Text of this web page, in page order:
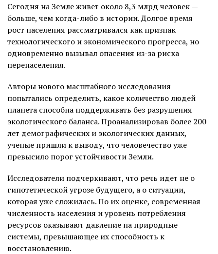
Сегодня на Земле живет около 8,3 млрд человек —
больше, чем когда-либо в истории. Долгое время
рост населения рассматривался как признак
технологического и экономического прогресса, но
одновременно вызывал опасения из-за риска
перенаселения.
Авторы нового масштабного исследования
попытались определить, какое количество людей
планета способна поддерживать без разрушения
экологического баланса. Проанализировав более 200
лет демографических и экологических данных,
ученые пришли к выводу, что человечество уже
превысило порог устойчивости Земли.
Исследователи подчеркивают, что речь идет не о
гипотетической угрозе будущего, а о ситуации,
которая уже сложилась. По их оценке, современная
численность населения и уровень потребления
ресурсов оказывают давление на природные
системы, превышающее их способность к
восстановлению.